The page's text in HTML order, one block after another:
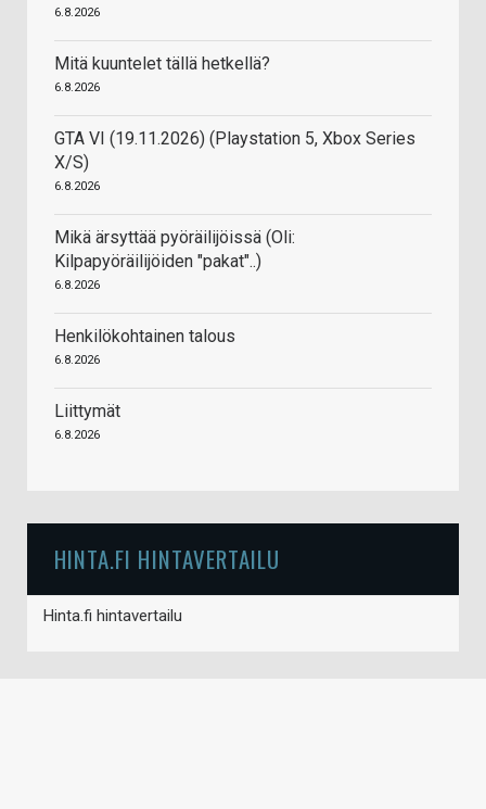
6.8.2026
Mitä kuuntelet tällä hetkellä?
6.8.2026
GTA VI (19.11.2026) (Playstation 5, Xbox Series
X/S)
6.8.2026
Mikä ärsyttää pyöräilijöissä (Oli:
Kilpapyöräilijöiden "pakat"..)
6.8.2026
Henkilökohtainen talous
6.8.2026
Liittymät
6.8.2026
HINTA.FI HINTAVERTAILU
Hinta.fi hintavertailu